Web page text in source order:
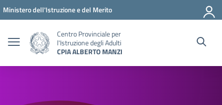
Vai ai contenuti
Vai al menu di navigazione
Vai al footer
Ministero dell'Istruzione e del Merito
Centro Provinciale per
l'Istruzione degli Adulti
CPIA ALBERTO MANZI